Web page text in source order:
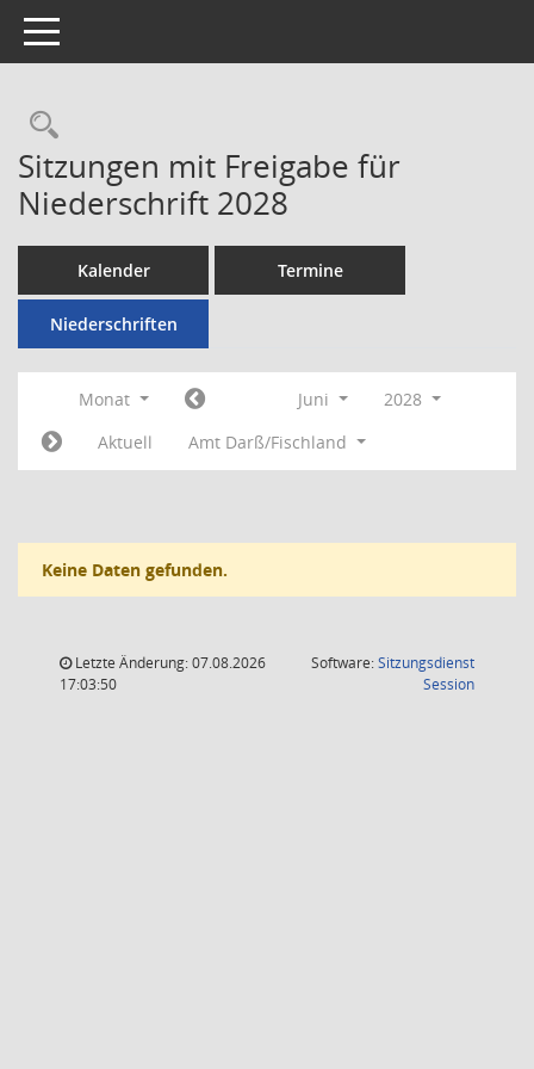
Toggle navigation
Rechercheauswahl
Sitzungen mit Freigabe für
Niederschrift 2028
Kalender Termine
Niederschriften
Monat Juni
2028
Aktuell
Amt Darß/Fischland
Keine Daten gefunden.
Letzte Änderung: 07.08.2026
17:03:50
Software:Sitzungsdienst
Session(Wird in